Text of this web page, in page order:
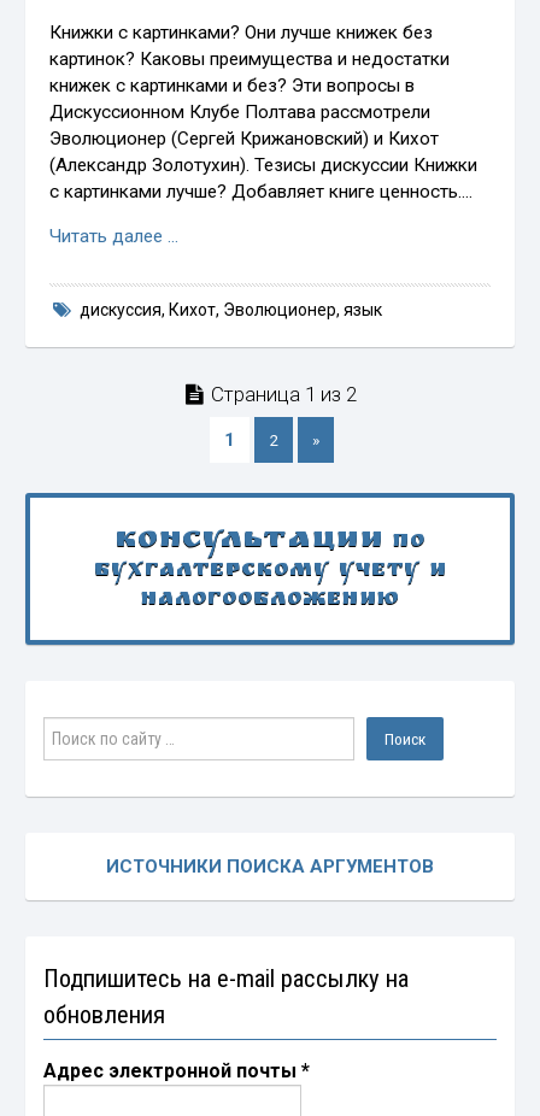
Книжки с картинками? Они лучше книжек без
картинок? Каковы преимущества и недостатки
книжек с картинками и без? Эти вопросы в
Дискуссионном Клубе Полтава рассмотрели
Эволюционер (Сергей Крижановский) и Кихот
(Александр Золотухин). Тезисы дискуссии Книжки
с картинками лучше? Добавляет книге ценность.…
Читать далее …
дискуссия, Кихот, Эволюционер, язык
Страница 1 из 2
1 2 »
Консультации по
бухгалтерскому учету и
налогообложению
ИСТОЧНИКИ ПОИСКА АРГУМЕНТОВ
Подпишитесь на e-mail рассылку на
обновления
Адрес электронной почты*